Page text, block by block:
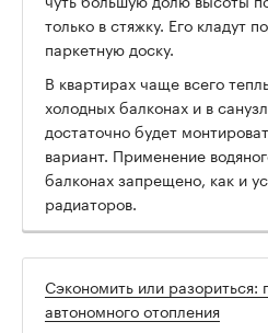
только в стяжку. Его кладут
паркетную доску.
В квартирах чаще всего
холодных балконах и в
достаточно будет
вариант. Применение
балконах запрещено, как и
радиаторов.
Сэкономить или
автономного отопления